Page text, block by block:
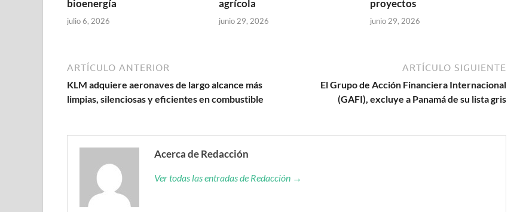
bioenergía
julio 6, 2026
agrícola
junio 29, 2026
proyectos
junio 29, 2026
ARTÍCULO ANTERIOR
KLM adquiere aeronaves de largo alcance más
limpias, silenciosas y eficientes en combustible
ARTÍCULO SIGUIENTE
El Grupo de Acción Financiera Internacional
(GAFI), excluye a Panamá de su lista gris
Acerca de Redacción
Ver todas las entradas de Redacción →